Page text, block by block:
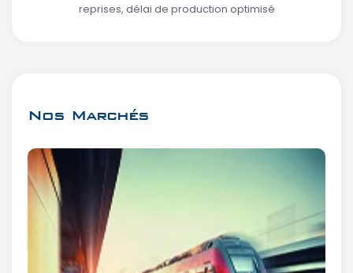
reprises, délai de production optimisé
Nos Marchés